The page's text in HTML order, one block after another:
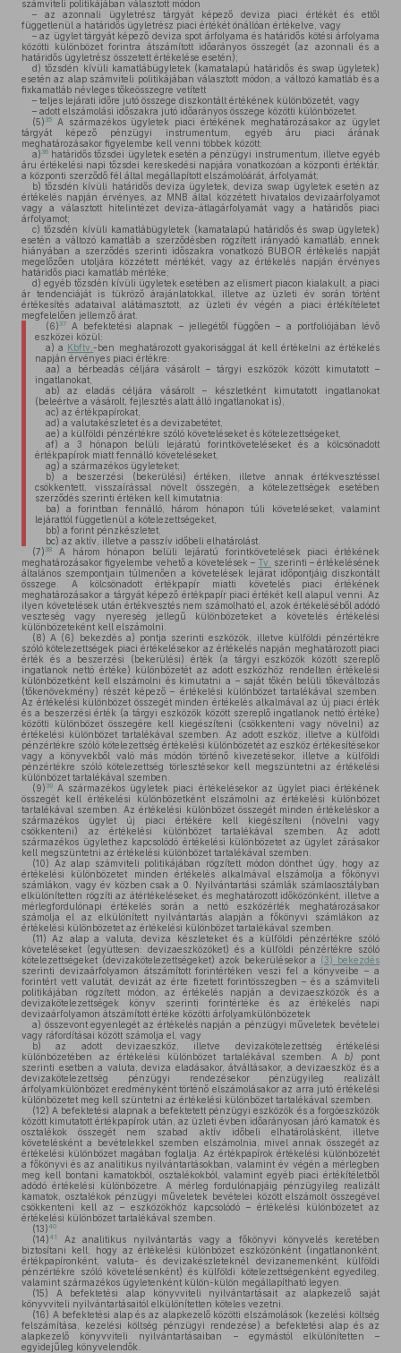
számviteli politikájában választott módon
– az azonnali ügyletrész tárgyát képező deviza piaci értékét és ettől
függetlenül a határidős ügyletrész piaci értékét önállóan értékelve, vagy
– az ügylet tárgyát képező deviza spot árfolyama és határidős kötési árfolyama
közötti különbözet forintra átszámított időarányos összegét (az azonnali és a
határidős ügyletrész összetett értékelése esetén);
d) tőzsdén kívüli kamatlábügyletek (kamatalapú határidős és swap ügyletek)
esetén az alap számviteli politikájában választott módon, a változó kamatláb és a
fixkamatláb névleges tőkeösszegre vetített
– teljes lejárati időre jutó összege diszkontált értékének különbözetét, vagy
– adott elszámolási időszakra jutó időarányos összege közötti különbözetet.
(5) 35
A származékos ügyletek piaci értékének meghatározásakor az ügylet
tárgyát képező pénzügyi instrumentum, egyéb áru piaci árának
meghatározásakor figyelembe kell venni többek között:
a) 36 határidős tőzsdei ügyletek esetén a pénzügyi instrumentum, illetve egyéb
áru értékelési napi tőzsdei kereskedési napjára vonatkozóan a központi értéktár,
a központi szerződő fél által megállapított elszámolóárát, árfolyamát;
b) tőzsdén kívüli határidős deviza ügyletek, deviza swap ügyletek esetén az
értékelés napján érvényes, az MNB által közzétett hivatalos devizaárfolyamot
vagy a választott hitelintézet deviza-átlagárfolyamát vagy a határidős piaci
árfolyamot;
c) tőzsdén kívüli kamatlábügyletek (kamatalapú határidős és swap ügyletek)
esetén a változó kamatláb a szerződésben rögzített irányadó kamatláb, ennek
hiányában a szerződés szerinti időszakra vonatkozó BUBOR értékelés napját
megelőzően utoljára közzétett mértékét, vagy az értékelés napján érvényes
határidős piaci kamatláb mértéke;
d) egyéb tőzsdén kívüli ügyletek esetében az elismert piacon kialakult, a piaci
ár tendenciáját is tükröző árajánlatokkal, illetve az üzleti év során történt
értékesítés adataival alátámasztott, az üzleti év végén a piaci értékítéletet
megfelelően jellemző árat.
(6) 37A befektetési alapnak – jellegétől függően – a portfoliójában lévő
eszközei közül:
a) a Kbftv.-ben meghatározott gyakorisággal át kell értékelni az értékelés
napján érvényes piaci értékre:
aa) a bérbeadás céljára vásárolt – tárgyi eszközök között kimutatott –
ingatlanokat,
ab) az eladás céljára vásárolt – készletként kimutatott ingatlanokat
(beleértve a vásárolt, fejlesztés alatt álló ingatlanokat is),
ac) az értékpapírokat,
ad) a valutakészletet és a devizabetétet,
ae) a külföldi pénzértékre szóló követeléseket és kötelezettségeket,
af) a 3 hónapon belüli lejáratú forintköveteléseket és a kölcsönadott
értékpapírok miatt fennálló követeléseket,
ag) a származékos ügyleteket;
b) a beszerzési (bekerülési) értéken, illetve annak értékvesztéssel
csökkentett, visszaírással növelt összegén, a kötelezettségek esetében
szerződés szerinti értéken kell kimutatnia:
ba) a forintban fennálló, három hónapon túli követeléseket, valamint
lejárattól függetlenül a kötelezettségeket,
bb) a forint pénzkészletet,
bc) az aktív, illetve a passzív időbeli elhatárolást.
(7) 38
A három hónapon belüli lejáratú forintkövetelések piaci értékének
meghatározásakor figyelembe vehető a követelések – Tv.
szerinti – értékelésének
általános szempontjain túlmenően a követelések lejárat időpontjáig diszkontált
összege. A kölcsönadott értékpapír miatti követelés piaci értékének
meghatározásakor a tárgyát képező értékpapír piaci értékét kell alapul venni. Az
ilyen követelések után értékvesztés nem számolható el, azok értékeléséből adódó
veszteség vagy nyereség jellegű különbözeteket a követelés értékelési
különbözeteként kell elszámolni.
(8) A (6) bekezdés a) pontja szerinti eszközök, illetve külföldi pénzértékre
szóló kötelezettségek piaci értékelésekor az értékelés napján meghatározott piaci
érték és a beszerzési (bekerülési) érték (a tárgyi eszközök között szereplő
ingatlanok nettó értéke) különbözetét az adott eszközhöz rendelten értékelési
különbözetként kell elszámolni és kimutatni a – saját tőkén belüli tőkeváltozás
(tőkenövekmény) részét képező – értékelési különbözet tartalékával szemben.
Az értékelési különbözet összegét minden értékelés alkalmával az új piaci érték
és a beszerzési érték (a tárgyi eszközök között szereplő ingatlanok nettó értéke)
közötti különbözet összegére kell kiegészíteni (csökkenteni vagy növelni) az
értékelési különbözet tartalékával szemben. Az adott eszköz, illetve a külföldi
pénzértékre szóló kötelezettség értékelési különbözetét az eszköz értékesítésekor
vagy a könyvekből való más módón történő kivezetésekor, illetve a külföldi
pénzértékre szóló kötelezettség törlesztésekor kell megszüntetni az értékelési
különbözet tartalékával szemben.
(9) 39 A származékos ügyletek piaci értékelésekor az ügylet piaci értékének
összegét kell értékelési különbözetként elszámolni az értékelési különbözet
tartalékával szemben. Az értékelési különbözet összegét minden értékeléskor a
származékos ügylet új piaci értékére kell kiegészíteni (növelni vagy
csökkenteni) az értékelési különbözet tartalékával szemben. Az adott
származékos ügylethez kapcsolódó értékelési különbözetet az ügylet zárásakor
kell megszüntetni az értékelési különbözet tartalékával szemben.
(10) Az alap számviteli politikájában rögzített módon dönthet úgy, hogy az
értékelési különbözetet minden értékelés alkalmával elszámolja a főkönyvi
számlákon, vagy év közben csak a 0. Nyilvántartási számlák számlaosztályban
elkülönítetten rögzíti az átértékeléseket, és meghatározott időközönként, illetve a
mérlegfordulónapi értékelés során a nettó eszközérték meghatározásakor
számolja el az elkülönített nyilvántartás alapján a főkönyvi számlákon az
értékelési különbözetet az értékelési különbözet tartalékával szemben.
(11) Az alap a valuta, deviza készleteket és a külföldi pénzértékre szóló
követeléseket (együttesen: devizaeszközöket) és a külföldi pénzértékre szóló
kötelezettségeket (devizakötelezettségeket) azok bekerülésekor a (3) bekezdés
szerinti devizaárfolyamon átszámított forintértéken veszi fel a könyveibe – a
forintért vett valutát, devizát az érte fizetett forintösszegben – és a számviteli
politikájában rögzített módon, az értékelés napján a devizaeszközök és a
devizakötelezettségek könyv szerinti forintértéke és az értékelés napi
devizaárfolyamon átszámított értéke közötti árfolyamkülönbözetek
a) összevont egyenlegét az értékelés napján a pénzügyi műveletek bevételei
vagy ráfordításai között számolja el, vagy
b) az adott devizaeszköz, illetve devizakötelezettség értékelési
különbözetében az értékelési különbözet tartalékával szemben. Ab) pont
szerinti esetben a valuta, deviza eladásakor, átváltásakor, a devizaeszköz és a
devizakötelezettség pénzügyi rendezésekor pénzügyileg realizált
árfolyamkülönbözet eredményként történő elszámolásakor az arra jutó értékelési
különbözetet meg kell szüntetni az értékelési különbözet tartalékával szemben.
(12) A befektetési alapnak a befektetett pénzügyi eszközök és a forgóeszközök
között kimutatott értékpapírok után, az üzleti évben időarányosan járó kamatok és
osztalékok összegét nem szabad aktív időbeli elhatárolásként, illetve
követelésként a bevételekkel szemben elszámolnia, mivel annak összegét az
értékelési különbözet magában foglalja. Az értékpapírok értékelési különbözetét
a főkönyvi és az analitikus nyilvántartásokban, valamint év végén a mérlegben
meg kell bontani kamatokból, osztalékokból, valamint egyéb piaci értékítéletből
adódó értékelési különbözetre. A mérleg fordulónapjáig pénzügyileg realizált
kamatok, osztalékok pénzügyi műveletek bevételei között elszámolt összegével
csökkenteni kell az – eszközökhöz kapcsolódó – értékelési különbözetet az
értékelési különbözet tartalékával szemben.
(13)40
(14)41
Az analitikus nyilvántartás vagy a főkönyvi könyvelés keretében
biztosítani kell, hogy az értékelési különbözet eszközönként (ingatlanonként,
értékpapíronként, valuta- és devizakészleteknél devizanemenként, külföldi
pénzértékre szóló követelésenként) és külföldi kötelezettségenként egyedileg,
valamint származékos ügyletenként külön-külön megállapítható legyen.
(15) A befektetési alap könyvviteli nyilvántartásait az alapkezelő saját
könyvviteli nyilvántartásaitól elkülönítetten köteles vezetni.
(16) A befektetési alap és az alapkezelő közötti elszámolások (kezelési költség
felszámítása, kezelési költség pénzügyi rendezése) a befektetési alap és az
alapkezelő könyvviteli nyilvántartásaiban – egymástól elkülönítetten –
egyidejűleg könyvelendők.